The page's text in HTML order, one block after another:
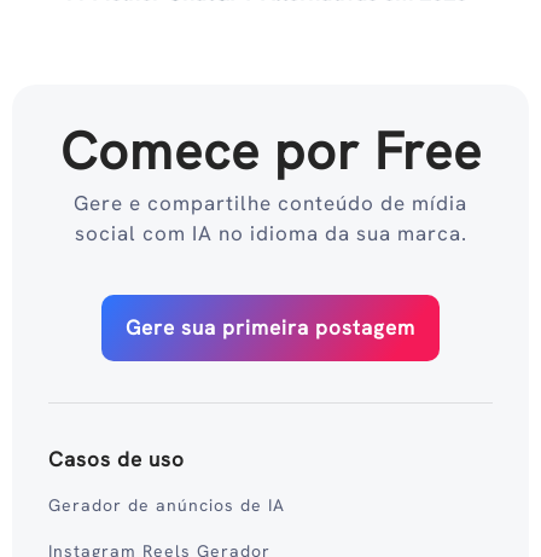
Comece por Free
Gere e compartilhe conteúdo de mídia
social com IA no idioma da sua marca.
Gere sua primeira postagem
Casos de uso
Gerador de anúncios de IA
Instagram Reels Gerador